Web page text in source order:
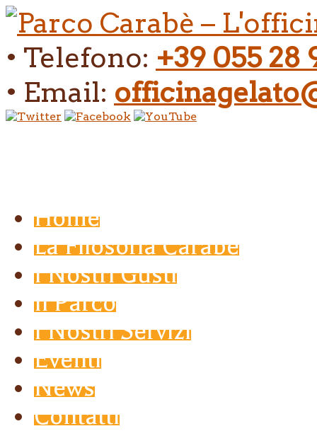
• Telefono: +39 055 28
• Email:
Home
La Filosofia Carabé
I Nostri Gusti
Il Parco
I Nostri Servizi
Eventi
News
Contatti